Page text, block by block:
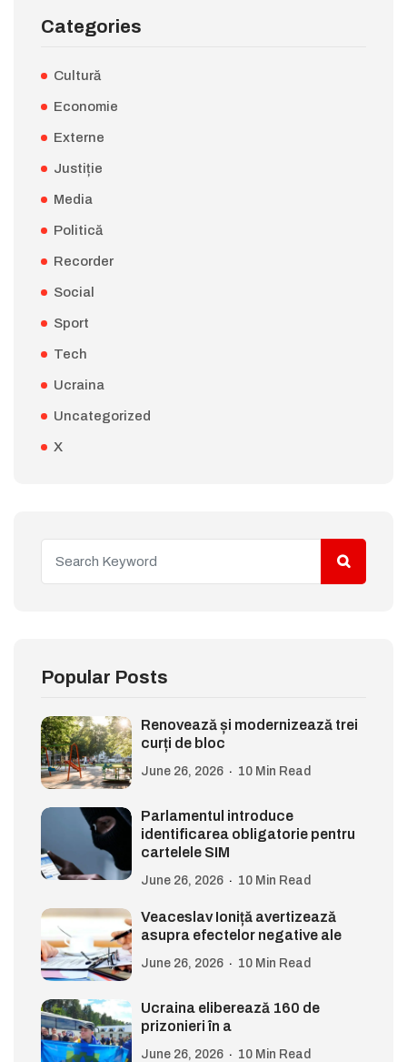
Categories
Cultură
Economie
Externe
Justiție
Media
Politică
Recorder
Social
Sport
Tech
Ucraina
Uncategorized
X
Popular Posts
Renovează și modernizează trei
curți de bloc
June 26, 2026 10 Min Read
Parlamentul introduce
identificarea obligatorie pentru
cartelele SIM
June 26, 2026 10 Min Read
Veaceslav Ioniță avertizează
asupra efectelor negative ale
June 26, 2026 10 Min Read
Ucraina eliberează 160 de
prizonieri în a
June 26, 2026 10 Min Read